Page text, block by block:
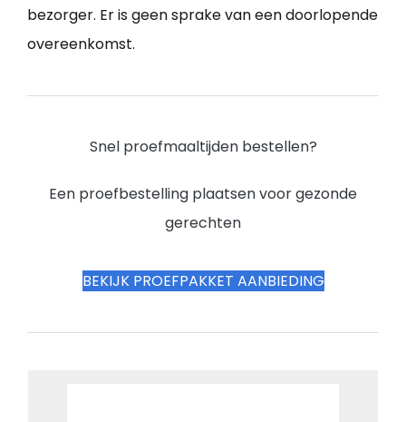
bezorger. Er is geen sprake van een doorlopende
overeenkomst.
Snel proefmaaltijden bestellen?
Een proefbestelling plaatsen voor gezonde
gerechten
BEKIJK PROEFPAKKET AANBIEDING